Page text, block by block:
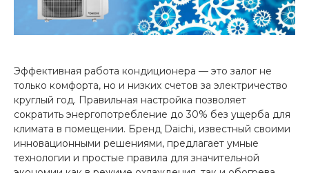
Эффективная работа кондиционера — это залог не
только комфорта, но и низких счетов за электричество
круглый год. Правильная настройка позволяет
сократить энергопотребление до 30% без ущерба для
климата в помещении. Бренд Daichi, известный своими
инновационными решениями, предлагает умные
технологии и простые правила для значительной